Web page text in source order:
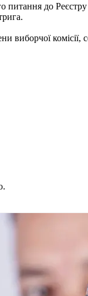
до
виборчої